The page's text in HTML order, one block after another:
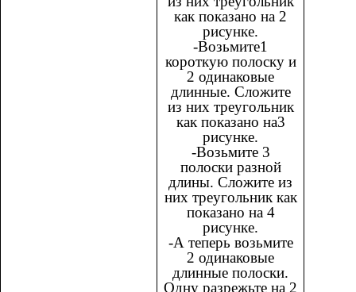
как показано на 2
рисунке.
-Возьмите1
короткую полоску и
2 одинаковые
длинные. Сложите
из них треугольник
как показано на3
рисунке.
-Возьмите 3
полоски разной
длины. Сложите из
них треугольник как
показано на 4
рисунке.
-А теперь возьмите
2 одинаковые
длинные полоски.
Одну разрежьте на 2